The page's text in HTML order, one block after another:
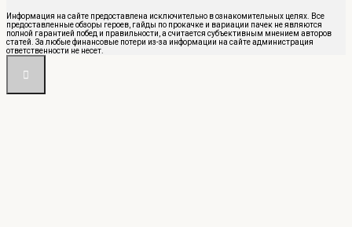
Информация на сайте предоставлена исключительно в ознакомительных целях. Все
предоставленные обзоры героев, гайды по прокачке и вариации пачек не являются
полной гарантией побед и правильности, а считается субъективным мнением авторов
статей. За любые финансовые потери из-за информации на сайте администрация
ответственности не несет.